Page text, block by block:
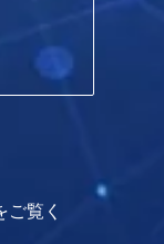
覧く